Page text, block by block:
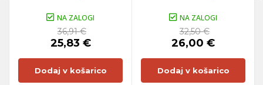
NA ZALOGI
36,91 €
25,83 €
Dodaj v košarico
NA ZALOGI
32,50 €
26,00 €
Dodaj v košarico